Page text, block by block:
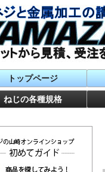
トップページ
ねじの各種規格